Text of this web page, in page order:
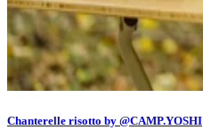
Chanterelle risotto by @CAMP.YOSHI